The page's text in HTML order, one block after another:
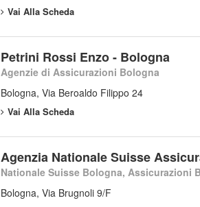
Vai Alla Scheda
Petrini Rossi Enzo - Bologna
Agenzie di Assicurazioni Bologna
Bologna, Via Beroaldo Filippo 24
Vai Alla Scheda
Agenzia Nationale Suisse
Nationale Suisse Bologna, Assicurazioni
Bologna, Via Brugnoli 9/F